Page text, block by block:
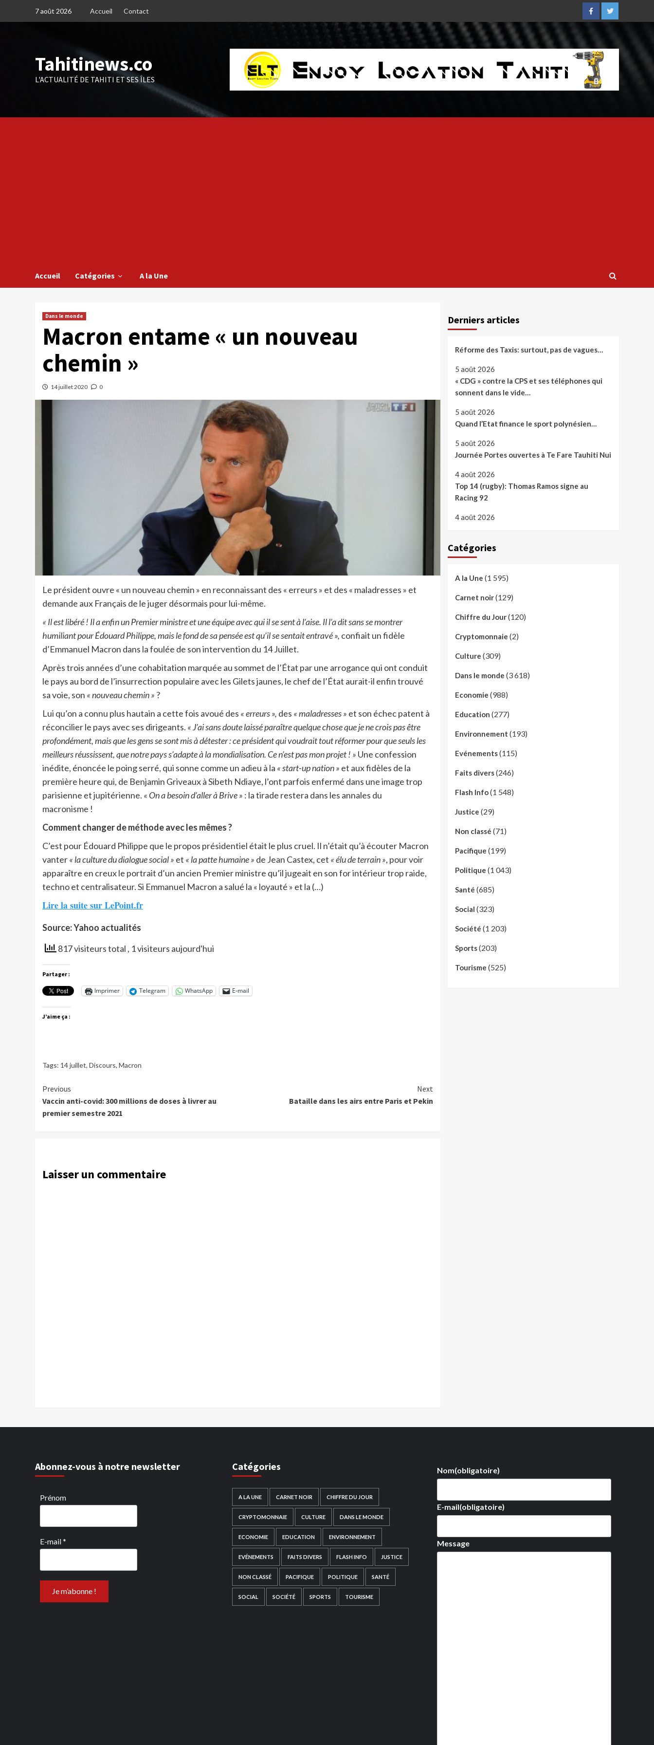
7 août 2026 Accueil Contact
FacebookTwitter
Tahitinews.co
L'ACTUALITÉ DE TAHITI ET SES ÎLES
Accueil Catégories A la Une
Dans le monde
Macron entame « un nouveau
chemin »
14 juillet 2020 0
Le président ouvre « un nouveau chemin » en reconnaissant des « erreurs » et des « maladresses » et
demande aux Français de le juger désormais pour lui-même.
« Il est libéré ! Il a enfin un Premier ministre et une équipe avec qui il se sent à l’aise. Il l’a dit sans se montrer
humiliant pour Édouard Philippe, mais le fond de sa pensée est qu’il se sentait entravé », confiait un fidèle
d’Emmanuel Macron dans la foulée de son intervention du 14 Juillet.
Après trois années d’une cohabitation marquée au sommet de l’État par une arrogance qui ont conduit
le pays au bord de l’insurrection populaire avec les Gilets jaunes, le chef de l’État aurait-il enfin trouvé
sa voie, son « nouveau chemin » ?
Lui qu’on a connu plus hautain a cette fois avoué des « erreurs », des « maladresses » et son échec patent à
réconcilier le pays avec ses dirigeants. « J’ai sans doute laissé paraître quelque chose que je ne crois pas être
profondément, mais que les gens se sont mis à détester : ce président qui voudrait tout réformer pour que seuls les
meilleurs réussissent, que notre pays s’adapte à la mondialisation. Ce n’est pas mon projet ! » Une confession
inédite, énoncée le poing serré, qui sonne comme un adieu à la « start-up nation » et aux fidèles de la
première heure qui, de Benjamin Griveaux à Sibeth Ndiaye, l’ont parfois enfermé dans une image trop
parisienne et jupitérienne. « On a besoin d’aller à Brive » : la tirade restera dans les annales du
macronisme !
Comment changer de méthode avec les mêmes ?
C’est pour Édouard Philippe que le propos présidentiel était le plus cruel. Il n’était qu’à écouter Macron
vanter« la culture du dialogue social » et « la patte humaine » de Jean Castex, cet « élu de terrain », pour voir
apparaître en creux le portrait d’un ancien Premier ministre qu’il jugeait en son for intérieur trop raide,
techno et centralisateur. Si Emmanuel Macron a salué la « loyauté » et la (…)
Lire la suite sur LePoint.fr
Source: Yahoo actualités
817 visiteurs total , 1 visiteurs aujourd'hui
Partager :
Imprimer Telegram WhatsApp E-mail
J’aime ça :
Tags: 14 juillet, Discours, Macron
Continue
Reading
Previous
Vaccin anti-covid: 300 millions de doses à livrer au
premier semestre 2021
Next
Bataille dans les airs entre Paris et Pekin
Laisser un commentaire
Derniers articles
Réforme des Taxis: surtout, pas de vagues…
5 août 2026
« CDG » contre la CPS et ses téléphones qui
sonnent dans le vide…
5 août 2026
Quand l’Etat finance le sport polynésien…
5 août 2026
Journée Portes ouvertes à Te Fare Tauhiti Nui
4 août 2026
Top 14 (rugby): Thomas Ramos signe au
Racing 92
4 août 2026
Catégories
A la Une (1 595)
Carnet noir(129)
Chiffre du Jour(120)
Cryptomonnaie (2)
Culture (309)
Dans le monde (3 618)
Economie (988)
Education (277)
Environnement (193)
Evénements(115)
Faits divers(246)
Flash Info(1 548)
Justice (29)
Non classé (71)
Pacifique (199)
Politique (1 043)
Santé (685)
Social (323)
Société (1 203)
Sports(203)
Tourisme (525)
Abonnez-vous à notre newsletter
Prénom
E-mail*
Catégories
A LA UNE CARNET NOIR CHIFFRE DU JOUR
CRYPTOMONNAIE CULTURE DANS LE MONDE
ECONOMIE EDUCATION ENVIRONNEMENT
EVÉNEMENTS FAITS DIVERS FLASH INFO JUSTICE
NON CLASSÉ PACIFIQUE POLITIQUE SANTÉ
SOCIAL SOCIÉTÉ SPORTS TOURISME
Nom(obligatoire)
E-mail(obligatoire)
Message